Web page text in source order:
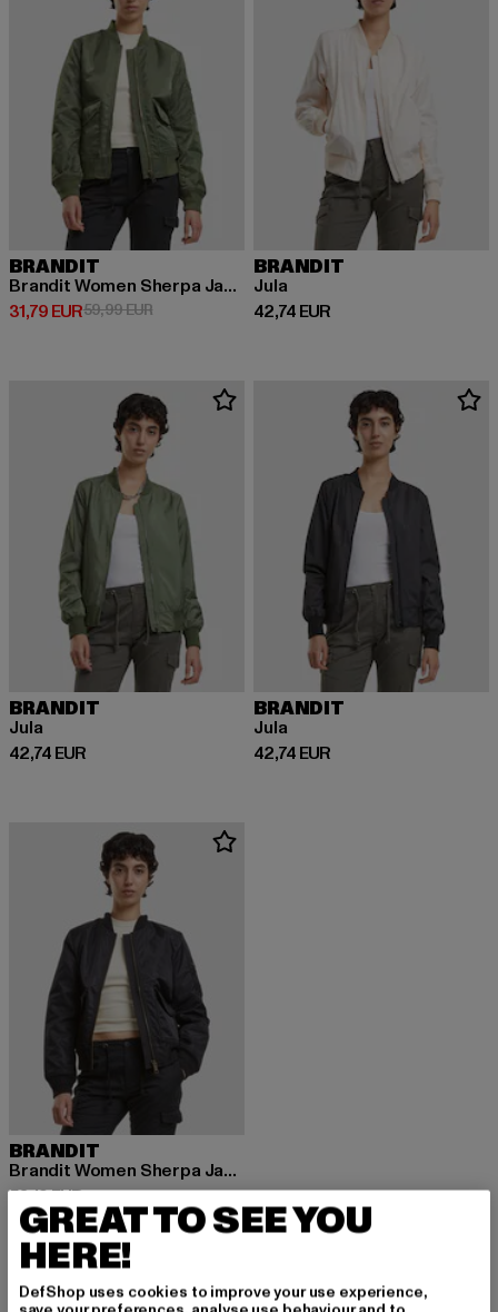
BRANDIT
Brandit Women Sherpa Jacket
31,79 EUR
Derzeitiger Preis: 31,79 EUR
59,99 EURAktionspreis: 59,99 EUR
BRANDIT
Jula
42,74 EUR
Derzeitiger Preis: 42,74 EUR
BRANDIT
Jula
42,74 EUR
Derzeitiger Preis: 42,74 EUR
BRANDIT
Jula
42,74 EUR
Derzeitiger Preis: 42,74 EUR
BRANDIT
Brandit Women Sherpa Jacket
58,19 EUR
Derzeitiger Preis: 58,19 EUR
GREAT TO SEE YOU
HERE!
DefShop uses cookies to improve your use experience,